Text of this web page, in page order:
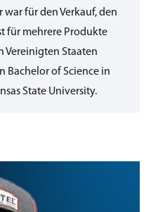
war für den Verkauf, den
für mehrere Produkte
Vereinigten Staaten
Bachelor of Science in
State University.